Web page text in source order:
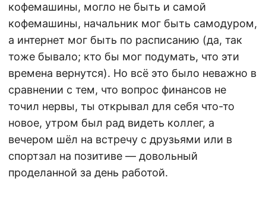
кофемашины, могло не быть и самой
кофемашины, начальник мог быть самодуром,
а интернет мог быть по расписанию (да, так
тоже бывало; кто бы мог подумать, что эти
времена вернутся). Но всё это было неважно в
сравнении с тем, что вопрос финансов не
точил нервы, ты открывал для себя что-то
новое, утром был рад видеть коллег, а
вечером шёл на встречу с друзьями или в
спортзал на позитиве — довольный
проделанной за день работой.